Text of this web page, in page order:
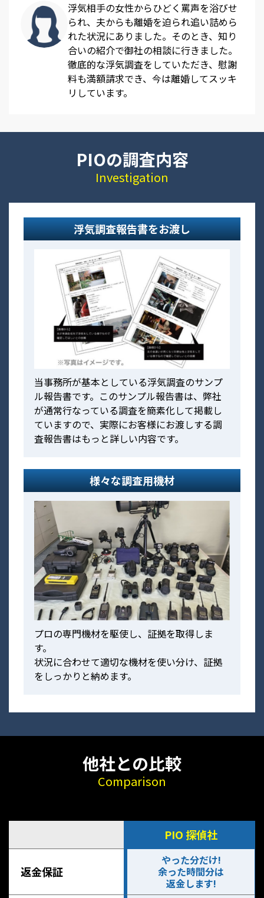
浮気相手の女性からひどく罵声を浴びせ
られ、夫からも離婚を迫られ追い詰めら
れた状況にありました。そのとき、知り
合いの紹介で御社の相談に行きました。
徹底的な浮気調査をしていただき、慰謝
料も満額請求でき、今は離婚してスッキ
リしています。
PIOの調査内容
Investigation
浮気調査報告書をお渡し
当事務所が基本としている浮気調査のサンプ
ル報告書です。このサンプル報告書は、弊社
が通常行なっている調査を簡素化して掲載し
ていますので、実際にお客様にお渡しする調
査報告書はもっと詳しい内容です。
様々な調査用機材
プロの専門機材を駆使し、証拠を取得しま
す。
状況に合わせて適切な機材を使い分け、証拠
をしっかりと納めます。
他社との比較
Comparison
PIO 探偵社
返金保証
やった分だけ!
余った時間分は
返金します!